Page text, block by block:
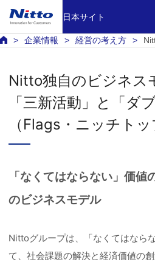
日本サイト
企業情報 経営の考え方
Nitto独自のビジネス
「三新活動」と「ダ
（Flags・ニッチトッ
「なくてはならない」価
のビジネスモデル
Nittoグループは、「なくてはなら
て、社会課題の解決と経済価値の